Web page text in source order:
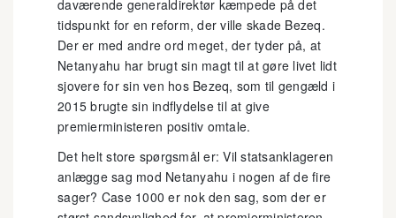
daværende generaldirektør kæmpede på det
tidspunkt for en reform, der ville skade Bezeq.
Der er med andre ord meget, der tyder på, at
Netanyahu har brugt sin magt til at gøre livet lidt
sjovere for sin ven hos Bezeq, som til gengæld i
2015 brugte sin indflydelse til at give
premierministeren positiv omtale.
Det helt store spørgsmål er: Vil statsanklageren
anlægge sag mod Netanyahu i nogen af de fire
sager? Case 1000 er nok den sag, som der er